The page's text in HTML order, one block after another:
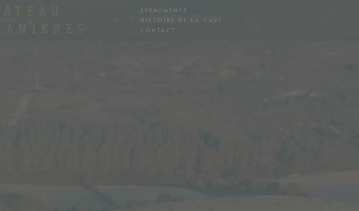
EVÈNEMENTS
HISTOIRE DE LA CAVE
CONTACT